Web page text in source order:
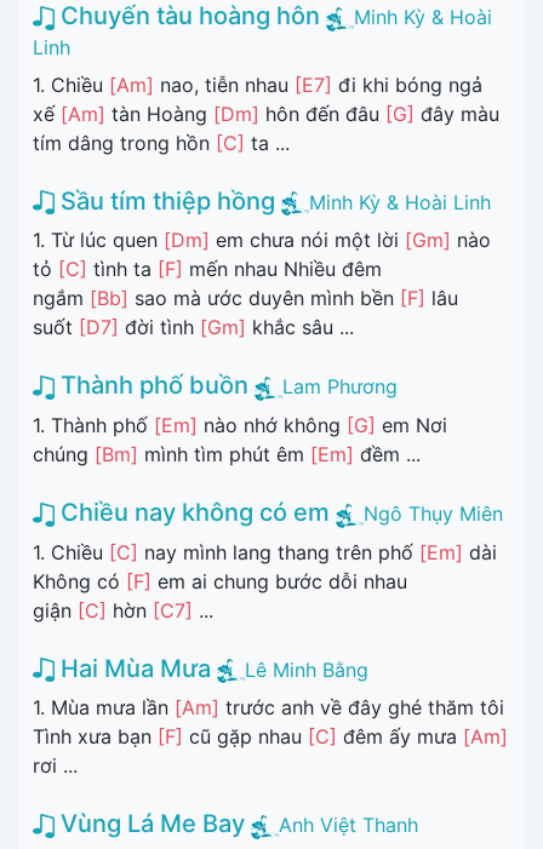
Chuyến tàu hoàng hôn
Minh Kỳ & Hoài
Linh
1. Chiều [Am] nao, tiễn nhau [E7] đi khi bóng ngả
xế [Am] tàn Hoàng [Dm] hôn đến đâu [G] đây màu
tím dâng trong hồn [C] ta ...
Sầu tím thiệp hồng
Minh Kỳ & Hoài Linh
1. Từ lúc quen [Dm] em chưa nói một lời [Gm] nào
tỏ [C] tình ta [F] mến nhau Nhiều đêm
ngắm [Bb] sao mà ước duyên mình bền [F] lâu
suốt [D7] đời tình [Gm] khắc sâu ...
Thành phố buồn
Lam Phương
1. Thành phố [Em] nào nhớ không [G] em Nơi
chúng [Bm] mình tìm phút êm [Em] đềm ...
Chiều nay không có em
Ngô Thụy Miên
1. Chiều [C] nay mình lang thang trên phố [Em] dài
Không có [F] em ai chung bước dỗi nhau
giận [C] hờn [C7] ...
Hai Mùa Mưa
Lê Minh Bằng
1. Mùa mưa lần [Am] trước anh về đây ghé thăm tôi
Tình xưa bạn [F] cũ gặp nhau [C] đêm ấy mưa [Am]
rơi ...
Vùng Lá Me Bay
Anh Việt Thanh